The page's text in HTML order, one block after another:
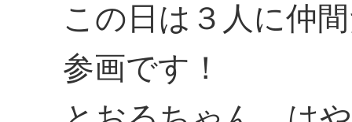
この日は３人に仲
参画です！